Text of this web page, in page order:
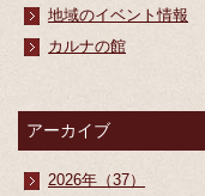
地域のイベント情報
カルナの館
アーカイブ
2026年（37）